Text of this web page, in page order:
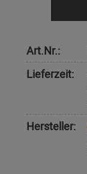
Art.Nr.:
Lieferzeit:
Hersteller: